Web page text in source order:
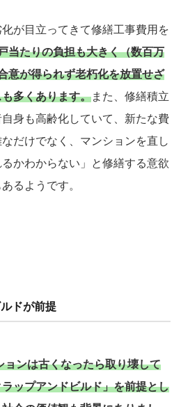
が目立ってきて修繕工事費用を
当たりの負担も大きく（数百万
意が得られず老朽化を放置せざ
多くあります。また、修繕積立
身も高齢化していて、新たな費
だけでなく、マンションを直し
かわからない」と修繕する意欲
るようです。
ドが前提
ョンは古くなったら取り壊して
ップアンドビルド」を前提とし